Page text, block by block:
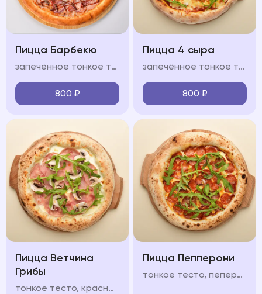
Пицца Барбекю
запечённое тонкое тесто, свиной окорок, охотничьи колбасками, бекон, лук красный, фирменный соус "BBQ", моцарелла, красный соус
800 ₽
Пицца 4 сыра
запечённое тонкое тесто, сыр моцарелла, пармезан, горгонзола, доблю, фирменный соус, оливковое масло
800 ₽
Пицца Ветчина
Грибы
тонкое тесто, красный/белый соус, ветчина, шампиньоны, моцарелла, руккола, пармезан
Пицца Пепперони
тонкое тесто, пеперони, салями, соус из томатов, моцарелла, руккола, пармезан